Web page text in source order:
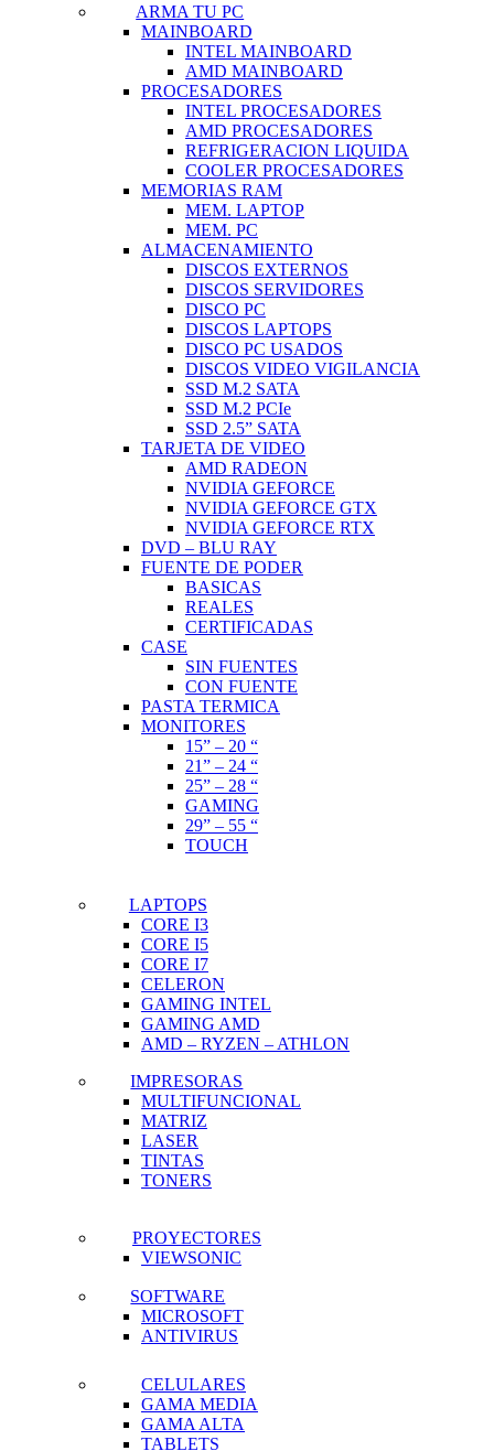
ARMA TU PC
MAINBOARD
INTEL MAINBOARD
AMD MAINBOARD
PROCESADORES
INTEL PROCESADORES
AMD PROCESADORES
REFRIGERACION LIQUIDA
COOLER PROCESADORES
MEMORIAS RAM
MEM. LAPTOP
MEM. PC
ALMACENAMIENTO
DISCOS EXTERNOS
DISCOS SERVIDORES
DISCO PC
DISCOS LAPTOPS
DISCO PC USADOS
DISCOS VIDEO VIGILANCIA
SSD M.2 SATA
SSD M.2 PCIe
SSD 2.5” SATA
TARJETA DE VIDEO
AMD RADEON
NVIDIA GEFORCE
NVIDIA GEFORCE GTX
NVIDIA GEFORCE RTX
DVD – BLU RAY
FUENTE DE PODER
BASICAS
REALES
CERTIFICADAS
CASE
SIN FUENTES
CON FUENTE
PASTA TERMICA
MONITORES
15” – 20 “
21” – 24 “
25” – 28 “
GAMING
29” – 55 “
TOUCH
LAPTOPS
CORE I3
CORE I5
CORE I7
CELERON
GAMING INTEL
GAMING AMD
AMD – RYZEN – ATHLON
IMPRESORAS
MULTIFUNCIONAL
MATRIZ
LASER
TINTAS
TONERS
PROYECTORES
VIEWSONIC
SOFTWARE
MICROSOFT
ANTIVIRUS
CELULARES
GAMA MEDIA
GAMA ALTA
TABLETS